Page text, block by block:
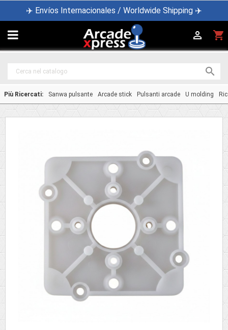
✈️ Envíos Internacionales / Worldwide Shipping ✈️
 shopping_cart


Più Ricercati: Sanwa pulsante Arcade stick Pulsanti arcade U molding